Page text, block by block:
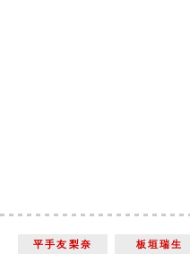
平手友梨奈 板垣瑞生